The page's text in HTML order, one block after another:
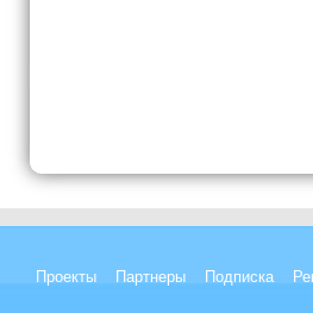
Проекты Партнеры Подписка